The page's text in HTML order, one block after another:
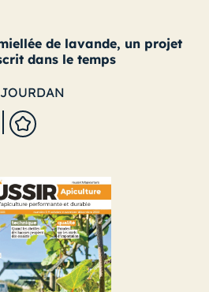
de lavande, un projet
dans le temps